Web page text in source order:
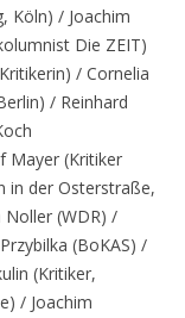
Köln) / Joachim
Die ZEIT)
/ Cornelia
/ Reinhard
Mayer (Kritiker
in der Osterstraße,
(WDR) /
(BoKAS) /
(Kritiker,
/ Joachim